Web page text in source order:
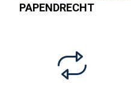
PAPENDRECHT